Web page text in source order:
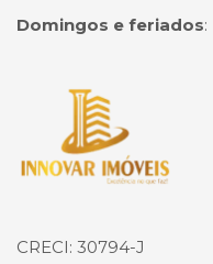
Domingos e feriados:
Página inicial
CRECI: 30794-J